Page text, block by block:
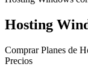
Hosting
Comprar Planes de
Precios